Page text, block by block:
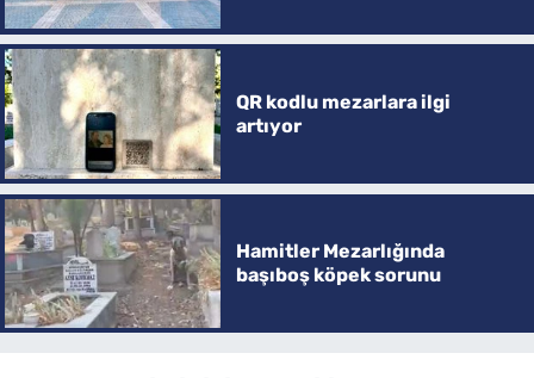
QR kodlu mezarlara ilgi
artıyor
Hamitler Mezarlığında
başıboş köpek sorunu